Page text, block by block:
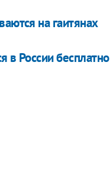
на гаитянах
в России бесплатно